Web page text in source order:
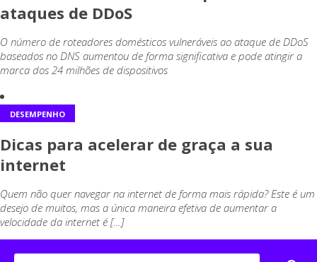
ataques de DDoS
O número de roteadores domésticos vulneráveis ao ataque de DDoS
baseados no DNS aumentou de forma significativa e pode atingir a
marca dos 24 milhões de dispositivos
DESEMPENHO
Dicas para acelerar de graça a sua
internet
Quem não quer navegar na internet de forma mais rápida? Este é um
desejo de muitos, mas a única maneira efetiva de aumentar a
velocidade da internet é […]